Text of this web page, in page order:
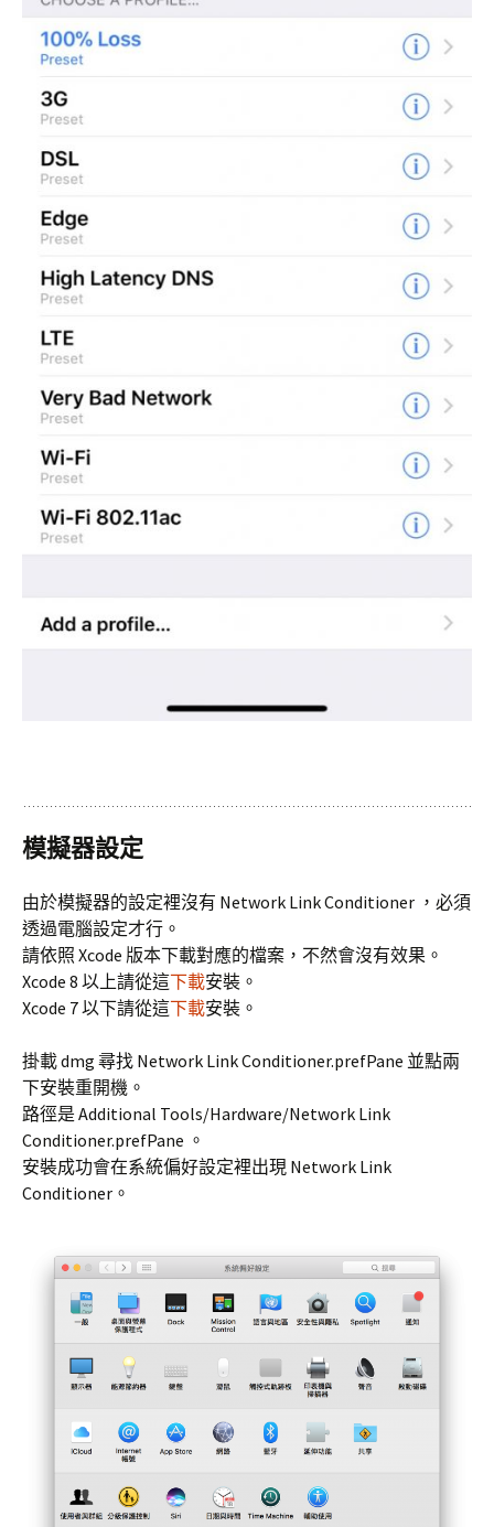
模擬器設定
由於模擬器的設定裡沒有 Network Link Conditioner ，必須
透過電腦設定才行。
請依照 Xcode 版本下載對應的檔案，不然會沒有效果。
Xcode 8 以上請從這下載安裝。
Xcode 7 以下請從這下載安裝。
掛載 dmg 尋找 Network Link Conditioner.prefPane 並點兩
下安裝重開機。
路徑是 Additional Tools/Hardware/Network Link
Conditioner.prefPane 。
安裝成功會在系統偏好設定裡出現 Network Link
Conditioner。